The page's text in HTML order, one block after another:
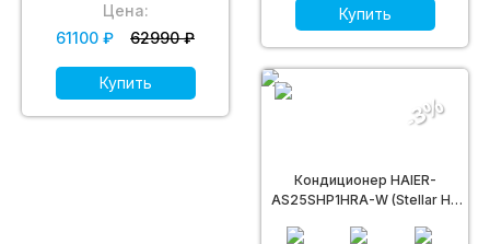
Цена:
61100 ₽
62990 ₽
Купить
Купить
Кондиционер HAIER-
AS25SHP1HRA-W (Stellar HP
-3%